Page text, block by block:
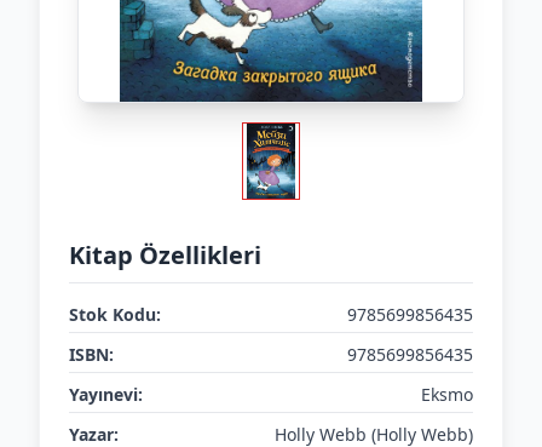
Kitap Özellikleri
Stok Kodu:
9785699856435
ISBN:
9785699856435
Yayınevi:
Eksmo
Yazar:
Holly Webb (Holly Webb)